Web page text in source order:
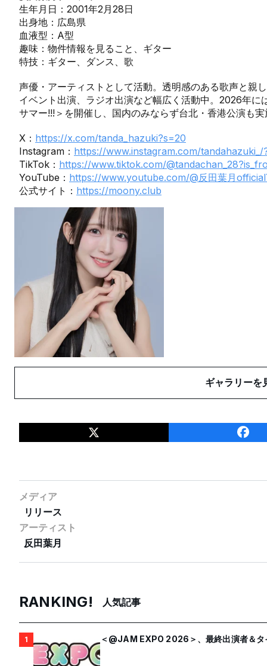
生年月日：2001年2月28日
出身地：広島県
血液型：A型
趣味：物件情報を見ること、ギター
特技：ギター、ダンス、歌
声優・アーティストとして活動。透明感のある歌声と親
イベント出演、ラジオ出演など幅広く活動中。2026年
サマー!!!＞を開催し、国内のみならず台北・香港公演も
X： https://x.com/tanda_hazuki?s=20
Instagram： https://www.instagram.com/tandahazuki_/
TikTok： https://www.tiktok.com/
YouTube： https://www.youtube.com/@反田葉月
公式サイト： https://moony.club
ギャラリーを
メディア
リリース
アーティスト
反田葉月
RANKING! 人気記事
1 ＜@JAM EXPO 2026＞、最終出演者＆タ